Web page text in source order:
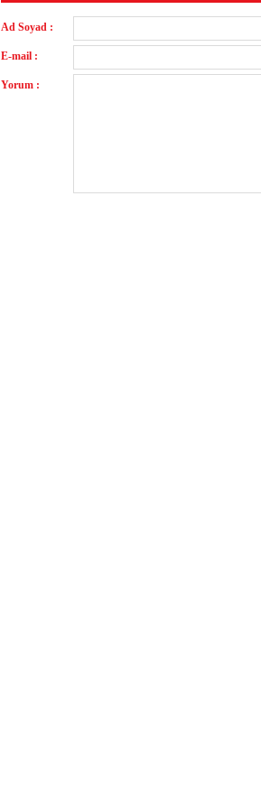
Ad Soyad :
E-mail :
Yorum :